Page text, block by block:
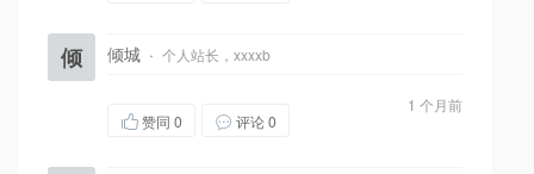
倾 倾城 · 个人站长，xxxxb
1 个月前
赞同 0 评论 0